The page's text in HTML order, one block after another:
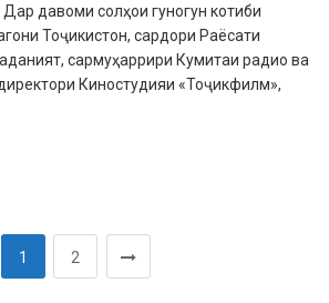
давоми солҳои гуногун котиби
Тоҷикистон, сардори Раёсати
сармуҳаррири Кумитаи радио ва
Киностудияи «Тоҷик­филм»,
1 2